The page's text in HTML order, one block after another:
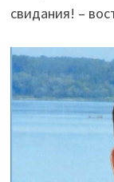
свидания! –